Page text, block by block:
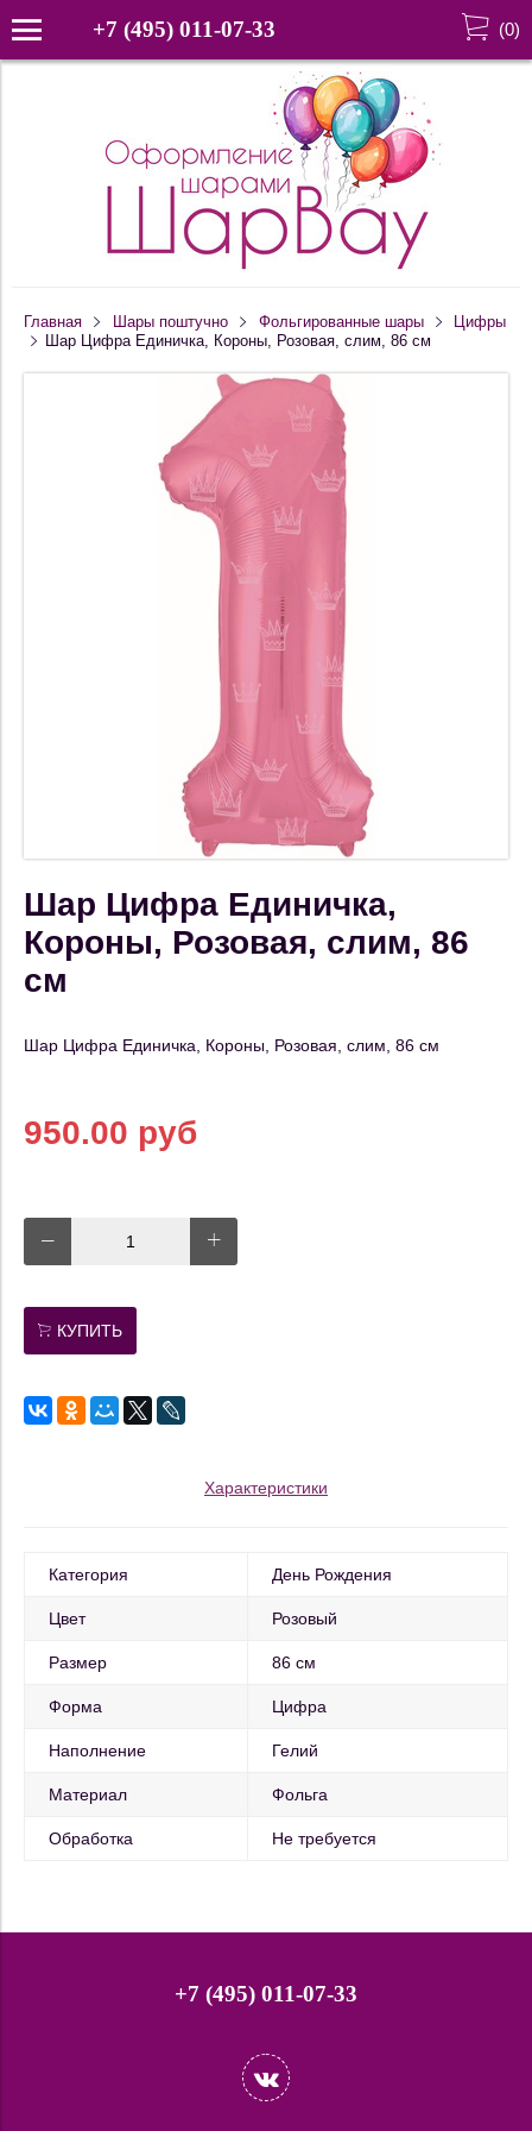
+7 (495) 011-07-33 (0)
Главная Шары поштучно Фольгированные шары
Цифры
Шар Цифра Единичка, Короны, Розовая, слим, 86 см
Шар Цифра Единичка,
Короны, Розовая, слим, 86
см
Шар Цифра Единичка, Короны, Розовая, слим, 86 см
950.00 руб
КУПИТЬ
Характеристики
Категория День Рождения
Цвет Розовый
Размер 86 см
Форма Цифра
Наполнение Гелий
Материал Фольга
Обработка Не требуется
+7 (495) 011-07-33